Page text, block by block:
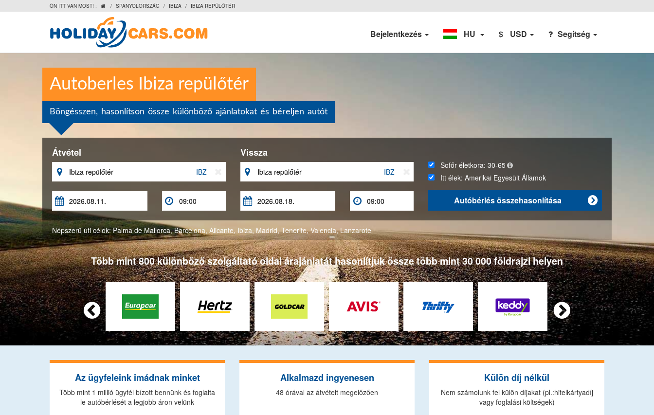
ÖN ITT VAN MOST! :  / SPANYOLORSZÁG / IBIZA / IBIZA REPÜLŐTÉR
Bejelentkezés HU $ USD Segítség
Autoberles Ibiza repülőtér
Böngésszen, hasonlítson össze különböző ajánlatokat és béreljen autót
Átvétel
 IBZ
 
Vissza
 IBZ
 
Sofőr életkora:30-65
Itt élek:Amerikai Egyesült Államok

Autóbérlés összehasonlítása
Népszerű úti célok:Palma de Mallorca,Barcelona,Alicante, Ibiza, Madrid,Tenerife,Valencia,Lanzarote
Több mint 800 különböző szolgáltató oldal árajánlatát hasonlítjuk össze több mint 30 000 földrajzi helyen
 
Az ügyfeleink imádnak minket
Több mint 1 millió ügyfél bízott bennünk és foglalta
le autóbérlését a legjobb áron velünk
Alkalmazd ingyenesen
48 órával az átvételt megelőzően
Külön díj nélkül
Nem számolunk fel külön díjakat (pl.:hitelkártyadíj
vagy foglalási költségek)